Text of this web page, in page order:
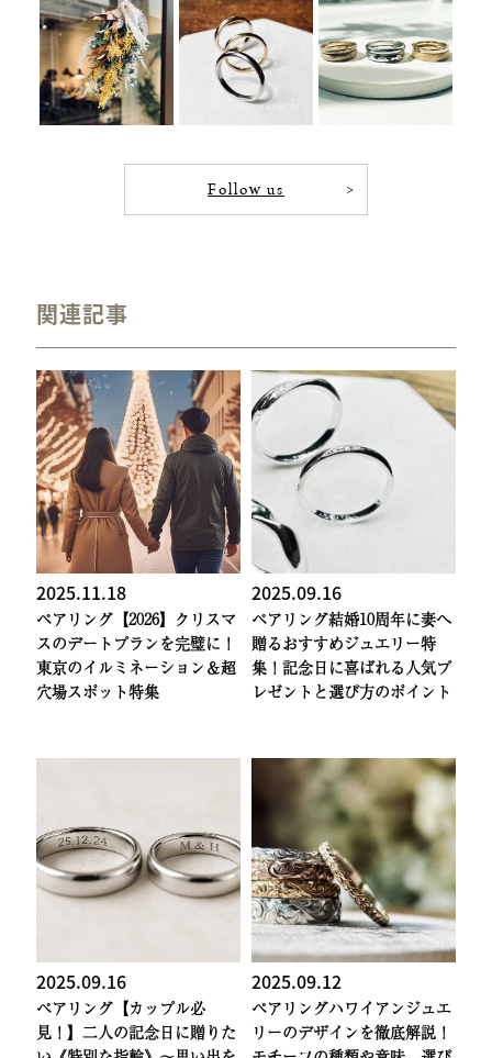
Follow us
関連記事
2025.11.18
ペアリング 【2026】クリスマ
スのデートプランを完璧に！
東京のイルミネーション＆超
穴場スポット特集
2025.09.16
ペアリング結婚10周年に妻へ
贈るおすすめジュエリー特
集！記念日に喜ばれる人気プ
レゼントと選び方のポイント
2025.09.16
ペアリング 【カップル必
見！】二人の記念日に贈りた
2025.09.12
ペアリングハワイアンジュエ
リーのデザインを徹底解説！